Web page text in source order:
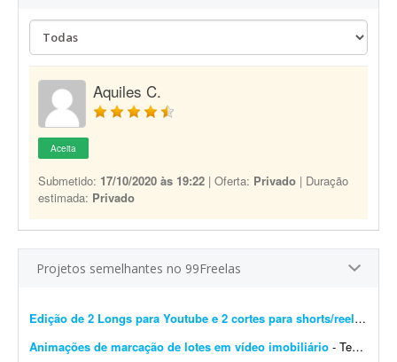
Aquiles C.
Aceita
Submetido: 17/10/2020 às 19:22 | Oferta: Privado | Duração
estimada: Privado
Projetos semelhantes no 99Freelas
Edição de 2 Longs para Youtube e 2 cortes para shorts/reels
-
Animações de marcação de lotes em vídeo imobiliário - Tenho um vídeo filmado com drone de um loteamento da minha cidade. O vídeo já está todo editado, mas em alguns trechos quero inserir animações de marca&cce...